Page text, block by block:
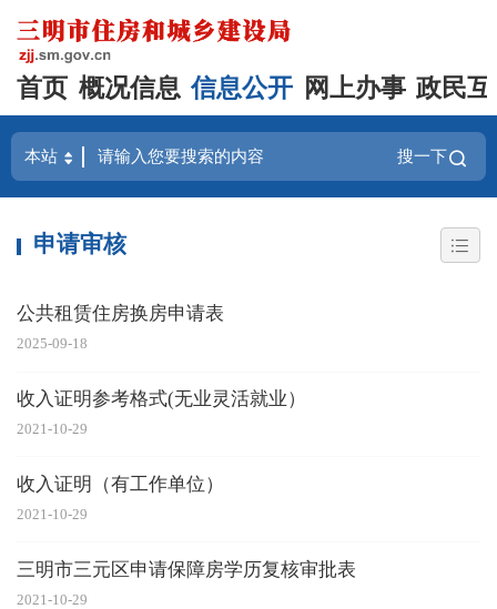
首页 概况信息 信息公开 网上办事 政民
搜一下
申请审核
公共租赁住房换房申请表
2025-09-18
收入证明参考格式(无业灵活就业）
2021-10-29
收入证明（有工作单位）
2021-10-29
三明市三元区申请保障房学历复核审批表
2021-10-29